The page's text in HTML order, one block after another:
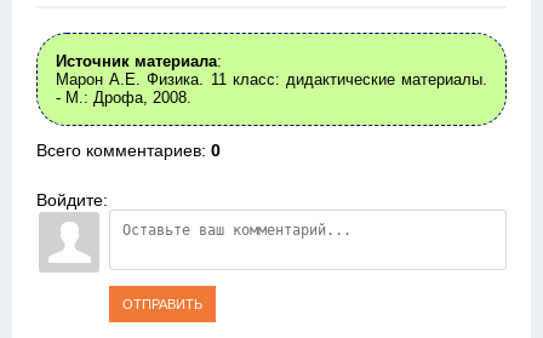
Источник материала:
Марон А.Е. Физика. 11 класс: дидактические материалы.
- М.: Дрофа, 2008.
Всего комментариев: 0
Войдите:
ОТПРАВИТЬ